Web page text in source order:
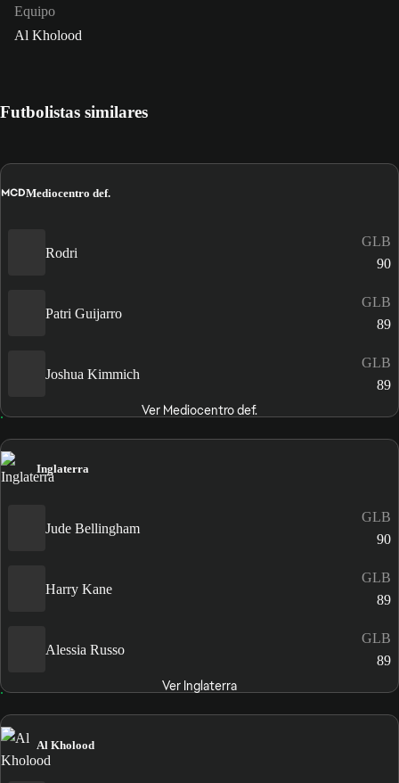
Equipo
Al Kholood
Futbolistas similares
MCDMediocentro def.
Rodri
GLB
90
Patri Guijarro
GLB
89
Joshua Kimmich
GLB
89
Ver Mediocentro def.
Inglaterra
Jude Bellingham
GLB
90
Harry Kane
GLB
89
Alessia Russo
GLB
89
Ver Inglaterra
Al Kholood